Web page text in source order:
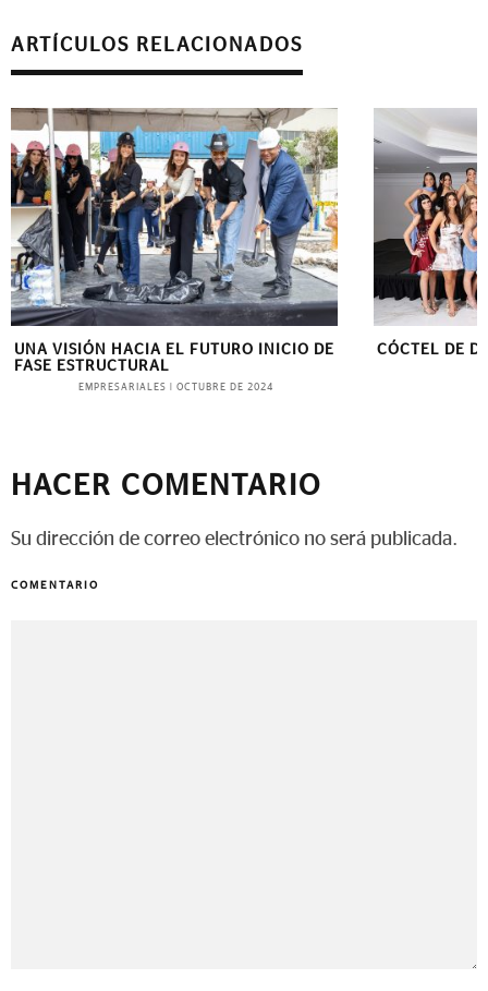
ARTÍCULOS RELACIONADOS
UNA VISIÓN HACIA EL FUTURO INICIO DE
FASE ESTRUCTURAL
EMPRESARIALES OCTUBRE DE 2024
CÓCTEL DE
HACER COMENTARIO
Su dirección de correo electrónico no será publicada.
COMENTARIO